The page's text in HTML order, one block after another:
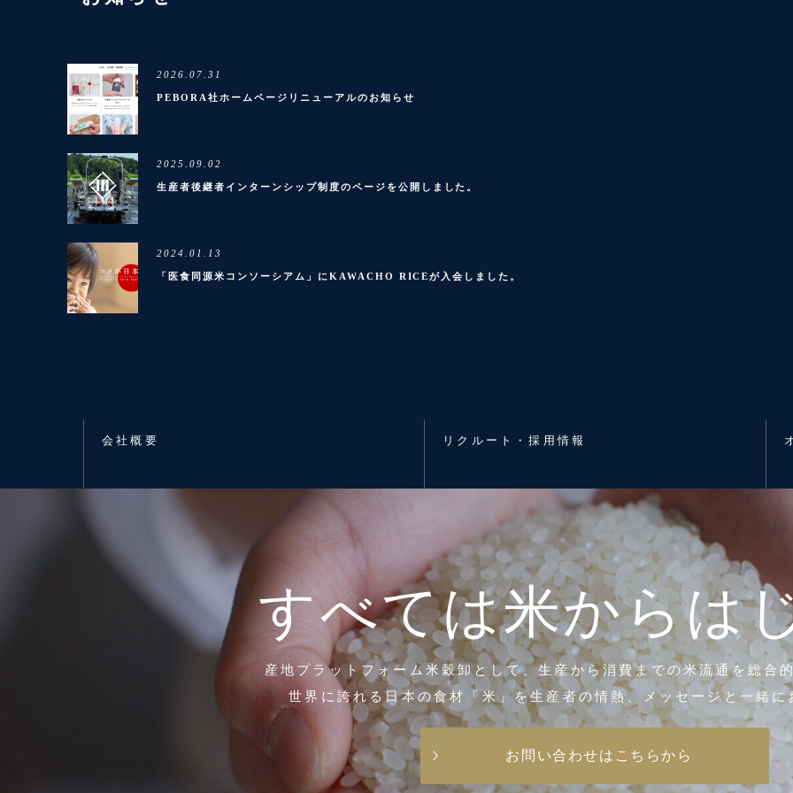
2026.07.31
PEBORA社ホームページリニューアルのお知らせ
2025.09.02
生産者後継者インターンシップ制度のページを公開しました。
2024.01.13
「医食同源米コンソーシアム」にKAWACHO RICEが入会しました。
会社概要 リクルート・採用情報
すべては米からは
産地プラットフォーム米穀卸として、生産から消費までの米流通を総合
世界に誇れる日本の食材「米」を生産者の情熱、メッセージと一緒に
お問い合わせはこちらから